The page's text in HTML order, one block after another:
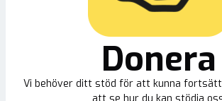
Donera
Vi behöver ditt stöd för att kunna